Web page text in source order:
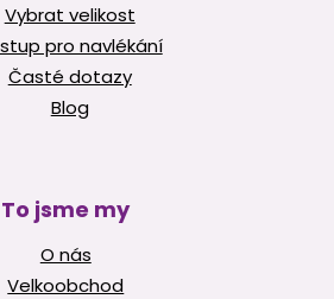
Vybrat velikost
pro navlékání
Časté dotazy
Blog
To jsme my
O nás
Velkoobchod